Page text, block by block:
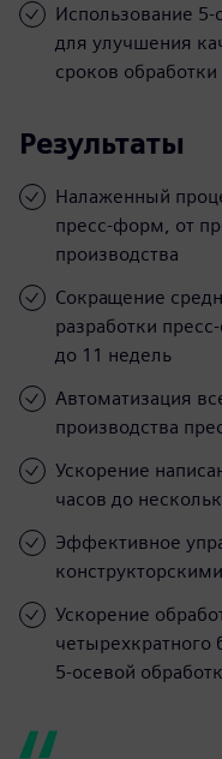
Использование 5-
для улучшения
сроков обработки
Результаты
Налаженный
пресс-форм, от
производства
Сокращение
разработки
до 11 недель
Автоматизация
производства
Ускорение
часов до
Эффективное
Ускорение
четырехкратного
5-осевой